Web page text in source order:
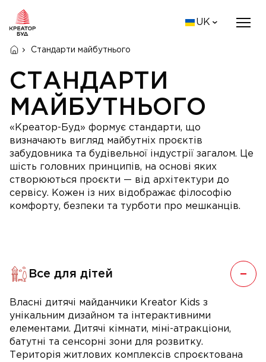
UK
Стандарти майбутнього
СТАНДАРТИ
МАЙБУТНЬОГО
«Креатор-Буд» формує стандарти, що
визначають вигляд майбутніх проєктів
забудовника та будівельної індустрії загалом. Це
шість головних принципів, на основі яких
створюються проєкти — від архітектури до
сервісу. Кожен із них відображає філософію
комфорту, безпеки та турботи про мешканців.
Все для дітей
Власні дитячі майданчики Kreator Kids з
унікальним дизайном та інтерактивними
елементами. Дитячі кімнати, міні-атракціони,
батутні та сенсорні зони для розвитку.
Територія житлових комплексів спроєктована